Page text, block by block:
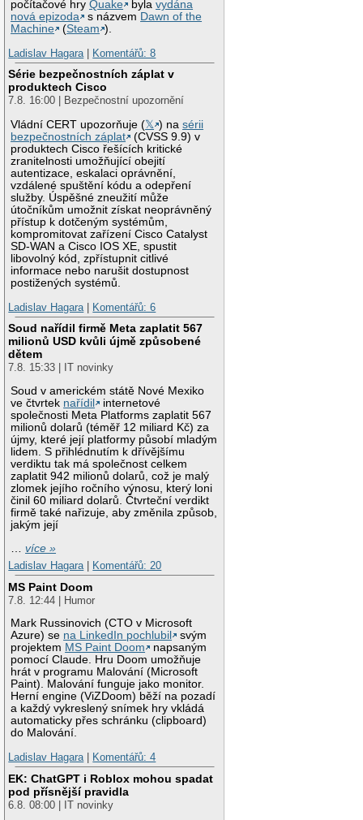
počítačové hryQuake bylavydána
nová epizoda
s názvem Dawn of the
Machine
(Steam ).
Ladislav Hagara | Komentářů: 8
Série bezpečnostních záplat v
produktech Cisco
7.8. 16:00 | Bezpečnostní upozornění
Vládní CERT upozorňuje (𝕏 ) nasérii
bezpečnostních záplat
(CVSS 9.9) v
produktech Cisco řešících kritické
zranitelnosti umožňující obejití
autentizace, eskalaci oprávnění,
vzdálené spuštění kódu a odepření
služby. Úspěšné zneužití může
útočníkům umožnit získat neoprávněný
přístup k dotčeným systémům,
kompromitovat zařízení Cisco Catalyst
SD-WAN a Cisco IOS XE, spustit
libovolný kód, zpřístupnit citlivé
informace nebo narušit dostupnost
postižených systémů.
Ladislav Hagara | Komentářů: 6
Soud nařídil firmě Meta zaplatit 567
milionů USD kvůli újmě způsobené
dětem
7.8. 15:33 | IT novinky
Soud v americkém státě Nové Mexiko
ve čtvrtek nařídil
internetové
společnosti Meta Platforms zaplatit 567
milionů dolarů (téměř 12 miliard Kč) za
újmy, které její platformy působí mladým
lidem. S přihlédnutím k dřívějšímu
verdiktu tak má společnost celkem
zaplatit 942 milionů dolarů, což je malý
zlomek jejího ročního výnosu, který loni
činil 60 miliard dolarů. Čtvrteční verdikt
firmě také nařizuje, aby změnila způsob,
jakým její
…více »
Ladislav Hagara| Komentářů: 20
MS Paint Doom
7.8. 12:44 | Humor
Mark Russinovich (CTO v Microsoft
Azure) se na LinkedIn pochlubil
svým
projektem MS Paint Doom
napsaným
pomocí Claude. Hru Doom umožňuje
hrát v programu Malování (Microsoft
Paint). Malování funguje jako monitor.
Herní engine (ViZDoom) běží na pozadí
a každý vykreslený snímek hry vkládá
automaticky přes schránku (clipboard)
do Malování.
Ladislav Hagara| Komentářů: 4
EK: ChatGPT i Roblox mohou spadat
pod přísnější pravidla
6.8. 08:00 | IT novinky